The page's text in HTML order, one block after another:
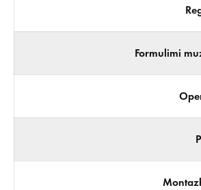
Formulimi